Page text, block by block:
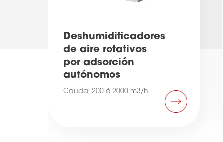
Deshumidificadores
de aire rotativos
por adsorción
autónomos
Caudal 200 à 2000 m3/h